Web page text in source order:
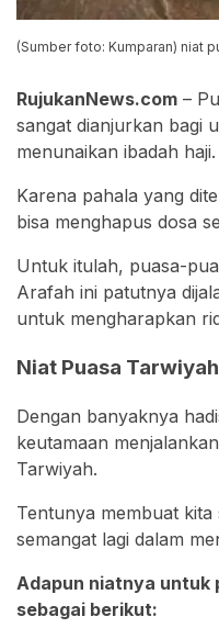
(Sumber foto: Kumparan) niat
RujukanNews.com –
sangat dianjurkan bagi
menunaikan ibadah haji.
Karena pahala yang
bisa menghapus dosa
Untuk itulah, puasa-
Arafah ini patutnya
untuk mengharapkan
Niat Puasa
Dengan banyaknya
keutamaan menjalankan
Tarwiyah.
Tentunya membuat kita
semangat lagi dalam
Adapun niatnya untuk
sebagai berikut: